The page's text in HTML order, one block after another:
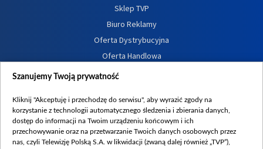
Sklep TVP
Biuro Reklamy
Oferta Dystrybucyjna
Oferta Handlowa
Dostępność
Procedura zgłoszeń wewnętrznych
Szanujemy Twoją prywatność
Kliknij "Akceptuję i przechodzę do serwisu", aby wyrazić zgody na
korzystanie z technologii automatycznego śledzenia i zbierania danych,
dostęp do informacji na Twoim urządzeniu końcowym i ich
przechowywanie oraz na przetwarzanie Twoich danych osobowych przez
nas, czyli Telewizję Polską S.A. w likwidacji (zwaną dalej również „TVP”),